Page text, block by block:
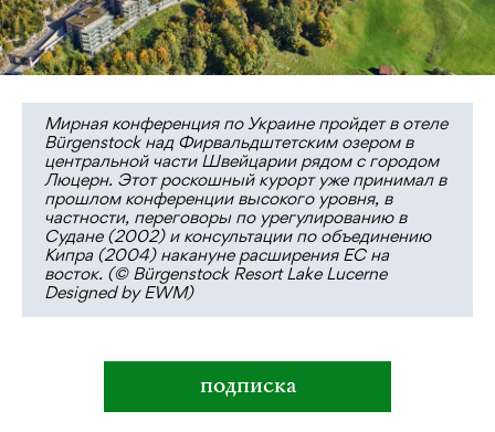
Мирная конференция по Украине пройдет в отеле
Bürgenstock над Фирвальдштетским озером в
центральной части Швейцарии рядом с городом
Люцерн. Этот роскошный курорт уже принимал в
прошлом конференции высокого уровня, в
частности, переговоры по урегулированию в
Судане (2002) и консультации по объединению
Кипра (2004) накануне расширения ЕС на
восток. (© Bürgenstock Resort Lake Lucerne
Designed by EWM)
подписка